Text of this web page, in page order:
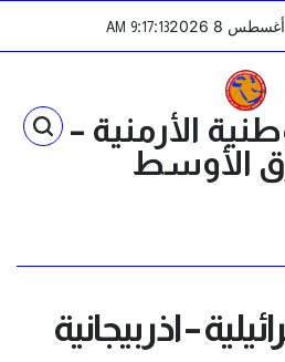
9:17:13
AM
الأرمنية –
الأوسط
– اذربيجانية